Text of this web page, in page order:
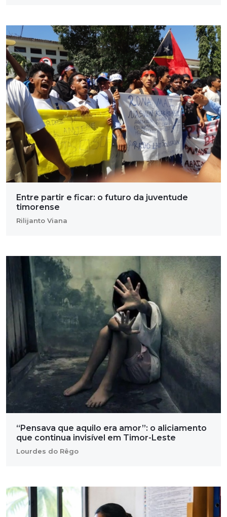
Entre partir e ficar: o futuro da juventude
timorense
Rilijanto Viana
“Pensava que aquilo era amor”: o aliciamento
que continua invisível em Timor-Leste
Lourdes do Rêgo